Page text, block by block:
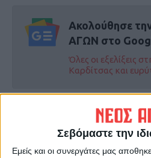
Σεβόμαστε την
Εμείς και οι συνεργάτες μας
Ακολούθησε
ΑΓΩΝ στο
Όλες οι εξελίξεις
Καρδίτσας και
ΠΡΟΗΓΟΥΜΕΝΟ ΑΡΘΡΟ
Γκόλ στα ερτζιανά 26/4/2023